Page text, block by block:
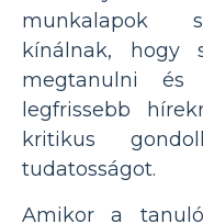
munkalapok
kínálnak, hogy
megtanulni és
legfrissebb
kritikus
tudatosságot.
Amikor a